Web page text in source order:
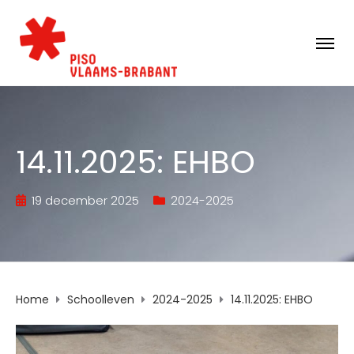
14.11.2025: EHBO
19 december 2025 2024-2025
Home Schoolleven 2024-2025 14.11.2025: EHBO